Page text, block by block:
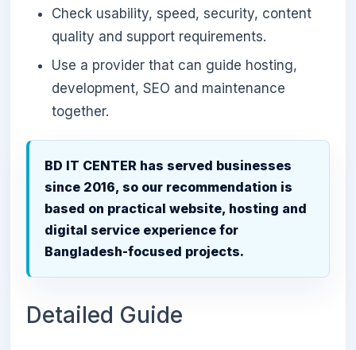
Check usability, speed, security, content
quality and support requirements.
Use a provider that can guide hosting,
development, SEO and maintenance
together.
BD IT CENTER has served businesses
since 2016, so our recommendation is
based on practical website, hosting and
digital service experience for
Bangladesh-focused projects.
Detailed Guide